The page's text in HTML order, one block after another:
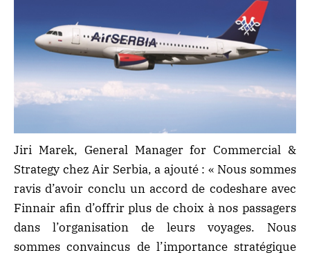
Jiri Marek, General Manager for Commercial &
Strategy chez Air Serbia, a ajouté : « Nous sommes
ravis d’avoir conclu un accord de codeshare avec
Finnair afin d’offrir plus de choix à nos passagers
dans l’organisation de leurs voyages. Nous
sommes convaincus de l’importance stratégique